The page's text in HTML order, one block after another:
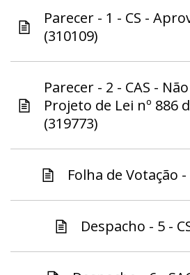
Parecer - 1 - CS -
(310109)
Parecer - 2 - CAS -
Projeto de Lei nº 886
(319773)
Folha de Votação -
Despacho - 5 -